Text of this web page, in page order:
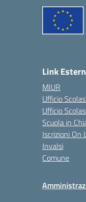
Link
MIUR
Ufficio
Ufficio
Scuola in
Iscrizioni On
Invalsi
Comune